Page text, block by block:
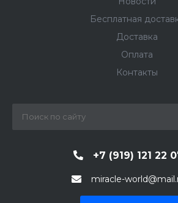
Бесплатная
Доставка
Оплата
Контакты
+7 (919) 121 22
miracle-